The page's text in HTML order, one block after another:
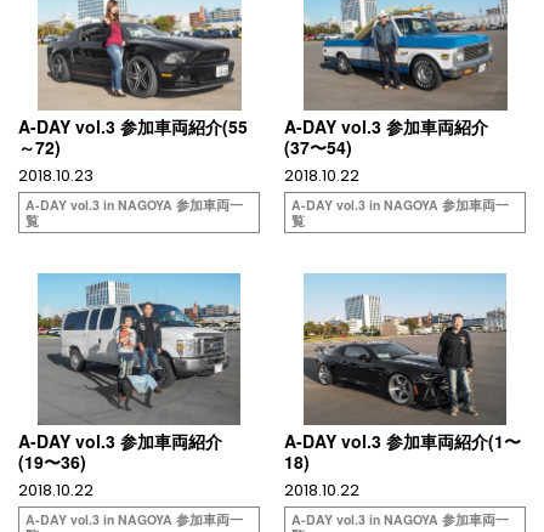
A-DAY vol.3 参加車両紹介(55
～72)
2018.10.23
A-DAY vol.3 in NAGOYA 参加車両一
覧
A-DAY vol.3 参加車両紹介
(37〜54)
2018.10.22
A-DAY vol.3 in NAGOYA 参加車両一
覧
A-DAY vol.3 参加車両紹介
(19〜36)
2018.10.22
A-DAY vol.3 in NAGOYA 参加車両一
A-DAY vol.3 参加車両紹介(1〜
18)
2018.10.22
A-DAY vol.3 in NAGOYA 参加車両一